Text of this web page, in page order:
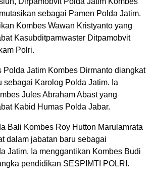
sebagai Pamen Polda Jatim.
Kombes Wawan Kristyanto yang
Kasubditpamwaster Ditpamobvit
Polri.
Polda Jatim Kombes Dirmanto diangkat
sebagai Karolog Polda Jatim. Ia
Jules Abraham Abast yang
Kabid Humas Polda Jabar.
Bali Kombes Roy Hutton Marulamrata
dalam jabatan baru sebagai
Jatim. Ia menggantikan Kombes Budi
pendidikan SESPIMTI POLRI.